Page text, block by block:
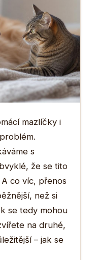
mazlíčky i
s
že se tito
co víc, přenos
než si
se tedy mohou
na druhé,
– jak se